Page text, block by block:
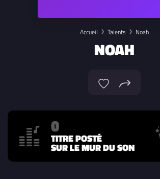
Accueil Talents Noah
NOAH
0
TITRE POSTÉ
SUR LE MUR DU SON